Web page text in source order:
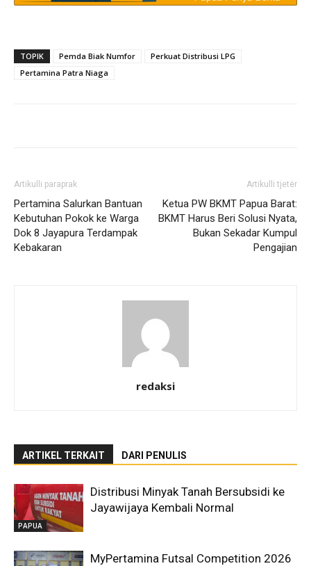
TOPIK Pemda Biak Numfor
Perkuat Distribusi LPG
Pertamina Patra Niaga
Artikulli paraprak
Pertamina Salurkan Bantuan
Kebutuhan Pokok ke Warga
Dok 8 Jayapura Terdampak
Kebakaran
Artikulli tjetër
Ketua PW BKMT Papua Barat:
BKMT Harus Beri Solusi Nyata,
Bukan Sekadar Kumpul
Pengajian
redaksi
ARTIKEL TERKAIT DARI PENULIS
PAPUA
Distribusi Minyak Tanah Bersubsidi ke
Jayawijaya Kembali Normal
MyPertamina Futsal Competition 2026